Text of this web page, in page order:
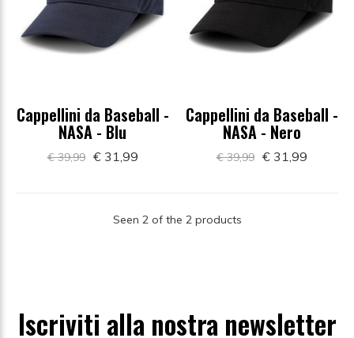
Cappellini da Baseball -
NASA - Blu
€ 39,99 € 31,99
Cappellini da Baseball -
NASA - Nero
€ 39,99 € 31,99
Seen 2 of the 2 products
Iscriviti alla nostra newsletter